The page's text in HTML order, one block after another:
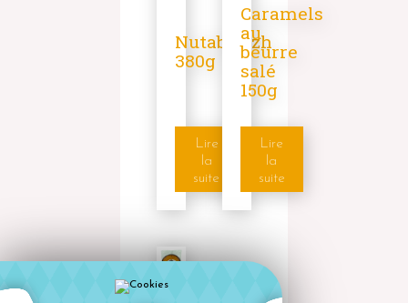
Nutabreizh
380g
Lire
la
suite
Caramels
au
beurre
salé
150g
Lire
la
suite